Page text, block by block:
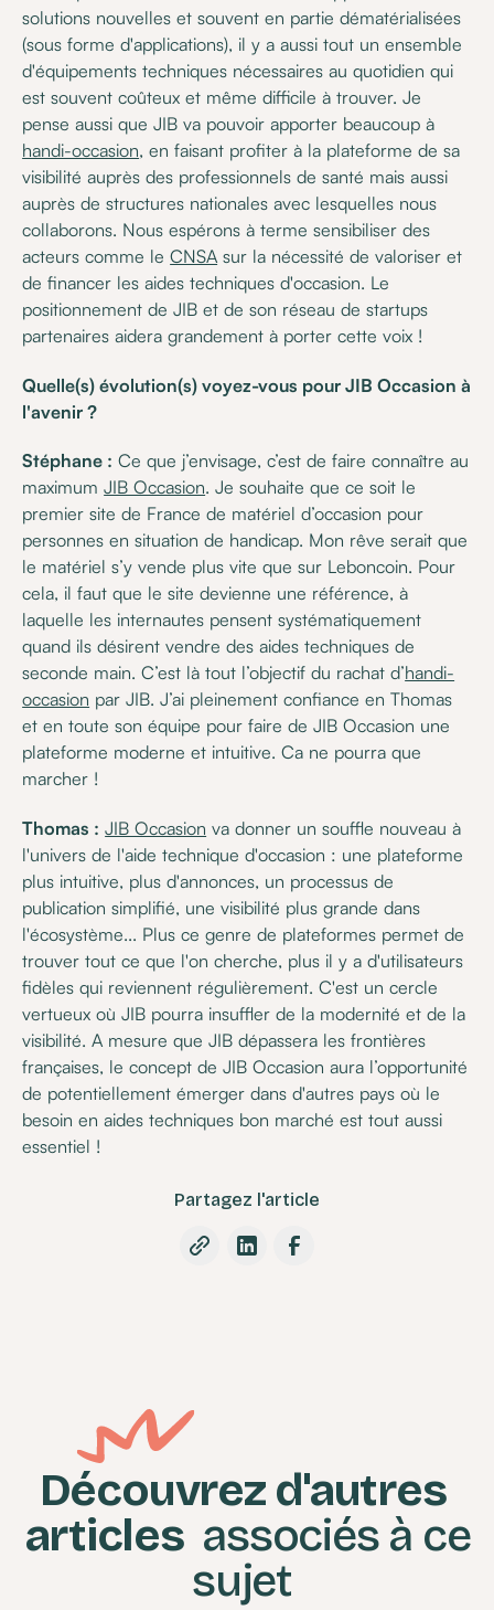
solutions nouvelles et souvent en partie dématérialisées
(sous forme d'applications), il y a aussi tout un ensemble
d'équipements techniques nécessaires au quotidien qui
est souvent coûteux et même difficile à trouver. Je
pense aussi que JIB va pouvoir apporter beaucoup à
handi-occasion, en faisant profiter à la plateforme de sa
visibilité auprès des professionnels de santé mais aussi
auprès de structures nationales avec lesquelles nous
collaborons. Nous espérons à terme sensibiliser des
acteurs comme leCNSA sur la nécessité de valoriser et
de financer les aides techniques d'occasion. Le
positionnement de JIB et de son réseau de startups
partenaires aidera grandement à porter cette voix !
Quelle(s) évolution(s) voyez-vous pour JIB Occasion à
l'avenir ?
Stéphane : Ce que j’envisage, c’est de faire connaître au
maximumJIB Occasion. Je souhaite que ce soit le
premier site de France de matériel d’occasion pour
personnes en situation de handicap. Mon rêve serait que
le matériel s’y vende plus vite que sur Leboncoin. Pour
cela, il faut que le site devienne une référence, à
laquelle les internautes pensent systématiquement
quand ils désirent vendre des aides techniques de
seconde main. C’est là tout l’objectif du rachat d’handi-
occasion par JIB. J’ai pleinement confiance en Thomas
et en toute son équipe pour faire de JIB Occasion une
plateforme moderne et intuitive. Ca ne pourra que
marcher !
Thomas : JIB Occasion va donner un souffle nouveau à
l'univers de l'aide technique d'occasion : une plateforme
plus intuitive, plus d'annonces, un processus de
publication simplifié, une visibilité plus grande dans
l'écosystème... Plus ce genre de plateformes permet de
trouver tout ce que l'on cherche, plus il y a d'utilisateurs
fidèles qui reviennent régulièrement. C'est un cercle
vertueux où JIB pourra insuffler de la modernité et de la
visibilité. A mesure que JIB dépassera les frontières
françaises, le concept de JIB Occasion aura l’opportunité
de potentiellement émerger dans d'autres pays où le
besoin en aides techniques bon marché est tout aussi
essentiel !
Partagez l'article
Découvrez d'autres
articles associés à ce
sujet